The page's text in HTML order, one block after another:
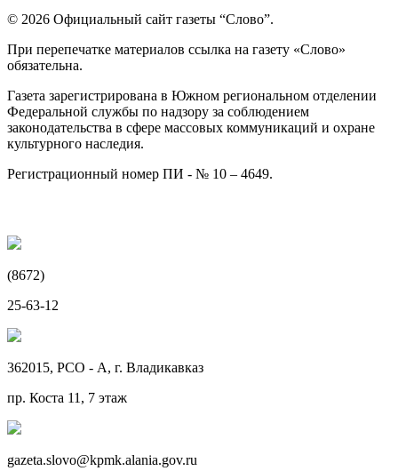
© 2026 Официальный сайт газеты “Слово”.
При перепечатке материалов ссылка на газету «Слово»
обязательна.
Газета зарегистрирована в Южном региональном отделении
Федеральной службы по надзору за соблюдением
законодательства в сфере массовых коммуникаций и охране
культурного наследия.
Регистрационный номер ПИ - № 10 – 4649.
(8672)
25-63-12
362015, РСО - А, г. Владикавказ
пр. Коста 11, 7 этаж
gazeta.slovo@kpmk.alania.gov.ru